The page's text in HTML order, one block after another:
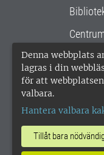
Denna webbplats
lagras i din
för att
valbara.
Hantera valbara
Tillåt bara
SLU,